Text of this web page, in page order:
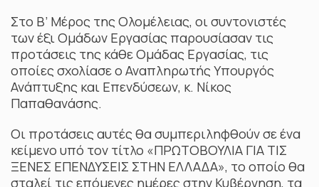
Στο Β’ Μέρος της Ολομέλειας, οι συντονιστές
των έξι Ομάδων Εργασίας παρουσίασαν τις
προτάσεις της κάθε Ομάδας Εργασίας, τις
οποίες σχολίασε ο Αναπληρωτής Υπουργός
Ανάπτυξης και Επενδύσεων, κ. Νίκος
Παπαθανάσης.
Οι προτάσεις αυτές θα συμπεριληφθούν σε ένα
κείμενο υπό τον τίτλο «ΠΡΩΤΟΒΟΥΛΙΑ ΓΙΑ ΤΙΣ
ΞΕΝΕΣ ΕΠΕΝΔΥΣΕΙΣ ΣΤΗΝ ΕΛΛΑΔΑ», το οποίο θα
σταλεί τις επόμενες ημέρες στην Κυβέρνηση, τα